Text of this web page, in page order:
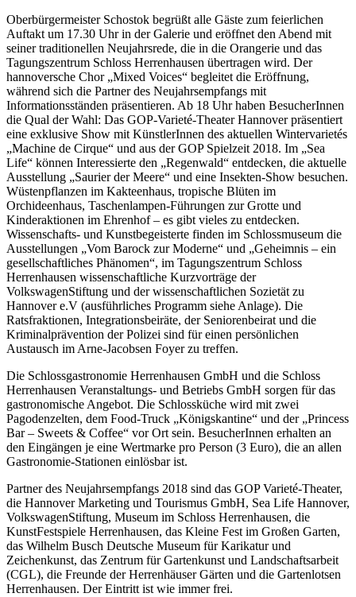
Oberbürgermeister Schostok begrüßt alle Gäste zum feierlichen
Auftakt um 17.30 Uhr in der Galerie und eröffnet den Abend mit
seiner traditionellen Neujahrsrede, die in die Orangerie und das
Tagungszentrum Schloss Herrenhausen übertragen wird. Der
hannoversche Chor „Mixed Voices“ begleitet die Eröffnung,
während sich die Partner des Neujahrsempfangs mit
Informationsständen präsentieren. Ab 18 Uhr haben BesucherInnen
die Qual der Wahl: Das GOP-Varieté-Theater Hannover präsentiert
eine exklusive Show mit KünstlerInnen des aktuellen Wintervarietés
„Machine de Cirque“ und aus der GOP Spielzeit 2018. Im „Sea
Life“ können Interessierte den „Regenwald“ entdecken, die aktuelle
Ausstellung „Saurier der Meere“ und eine Insekten-Show besuchen.
Wüstenpflanzen im Kakteenhaus, tropische Blüten im
Orchideenhaus, Taschenlampen-Führungen zur Grotte und
Kinderaktionen im Ehrenhof – es gibt vieles zu entdecken.
Wissenschafts- und Kunstbegeisterte finden im Schlossmuseum die
Ausstellungen „Vom Barock zur Moderne“ und „Geheimnis – ein
gesellschaftliches Phänomen“, im Tagungszentrum Schloss
Herrenhausen wissenschaftliche Kurzvorträge der
VolkswagenStiftung und der wissenschaftlichen Sozietät zu
Hannover e.V (ausführliches Programm siehe Anlage). Die
Ratsfraktionen, Integrationsbeiräte, der Seniorenbeirat und die
Kriminalprävention der Polizei sind für einen persönlichen
Austausch im Arne-Jacobsen Foyer zu treffen.
Die Schlossgastronomie Herrenhausen GmbH und die Schloss
Herrenhausen Veranstaltungs- und Betriebs GmbH sorgen für das
gastronomische Angebot. Die Schlossküche wird mit zwei
Pagodenzelten, dem Food-Truck „Königskantine“ und der „Princess
Bar – Sweets & Coffee“ vor Ort sein. BesucherInnen erhalten an
den Eingängen je eine Wertmarke pro Person (3 Euro), die an allen
Gastronomie-Stationen einlösbar ist.
Partner des Neujahrsempfangs 2018 sind das GOP Varieté-Theater,
die Hannover Marketing und Tourismus GmbH, Sea Life Hannover,
VolkswagenStiftung, Museum im Schloss Herrenhausen, die
KunstFestspiele Herrenhausen, das Kleine Fest im Großen Garten,
das Wilhelm Busch Deutsche Museum für Karikatur und
Zeichenkunst, das Zentrum für Gartenkunst und Landschaftsarbeit
(CGL), die Freunde der Herrenhäuser Gärten und die Gartenlotsen
Herrenhausen. Der Eintritt ist wie immer frei.